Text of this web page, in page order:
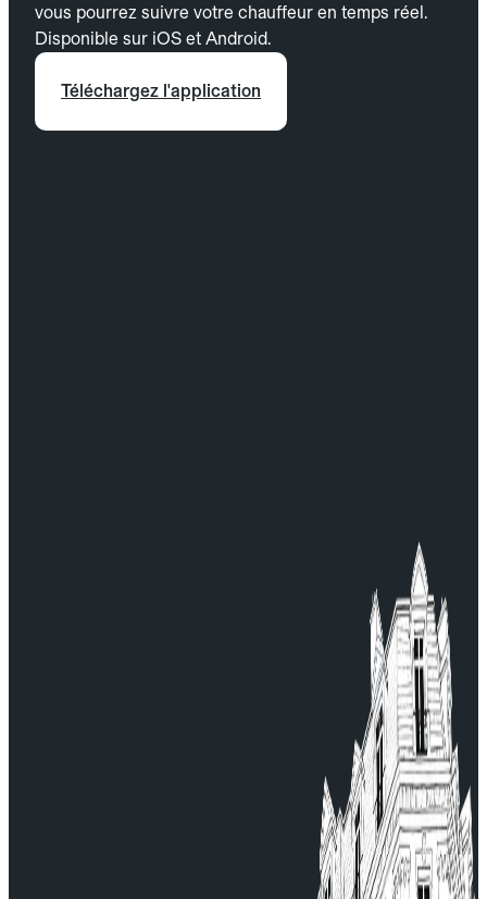
vous pourrez suivre votre chauffeur en temps réel.
Disponible sur iOS et Android.
Téléchargez l'application